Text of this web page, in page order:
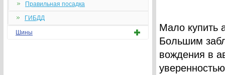
Правильная посадка
ГИБДД
Шины
Мало купить
Большим
вождения в